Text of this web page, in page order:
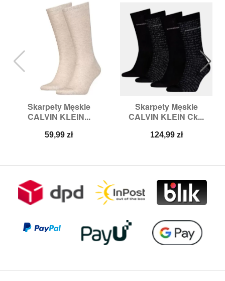
Skarpety Męskie
CALVIN KLEIN...
Cena
59,99 zł
Skarpety Męskie
CALVIN KLEIN Ck...
Cena
124,99 zł